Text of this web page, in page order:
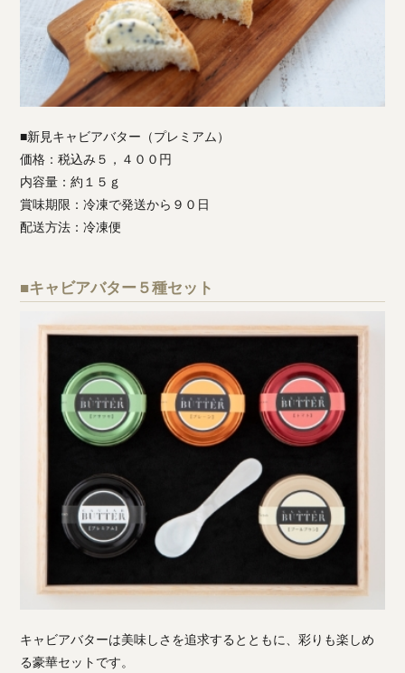
■新見キャビアバター（プレミアム）
価格：税込み５，４００円
内容量：約１５ｇ
賞味期限：冷凍で発送から９０日
配送方法：冷凍便
■キャビアバター５種セット
キャビアバターは美味しさを追求するとともに、彩りも楽しめ
る豪華セットです。